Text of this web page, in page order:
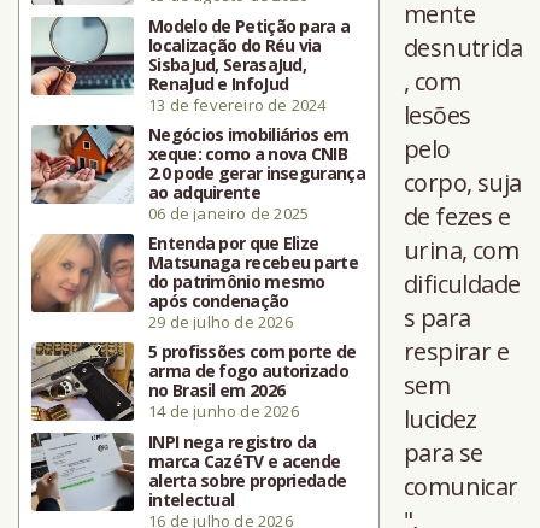
Modelo de Petição para a
localização do Réu via
SisbaJud, SerasaJud,
RenaJud e InfoJud
13 de fevereiro de 2024
Negócios imobiliários em
xeque: como a nova CNIB
2.0 pode gerar insegurança
ao adquirente
06 de janeiro de 2025
Entenda por que Elize
Matsunaga recebeu parte
do patrimônio mesmo
após condenação
29 de julho de 2026
5 profissões com porte de
arma de fogo autorizado
no Brasil em 2026
14 de junho de 2026
INPI nega registro da
marca CazéTV e acende
alerta sobre propriedade
intelectual
16 de julho de 2026
mente
desnutrida
, com
lesões
pelo
corpo, suja
de fezes e
urina, com
dificuldade
s para
respirar e
sem
lucidez
para se
comunicar
",